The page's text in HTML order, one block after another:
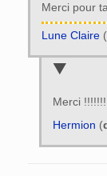
Merci pour
Lune Claire(
Merci
Hermion (